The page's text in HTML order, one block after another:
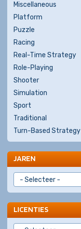
Miscellaneous
Platform
Puzzle
Racing
Real-Time Strategy
Role-Playing
Shooter
Simulation
Sport
Traditional
Turn-Based Strategy
JAREN
LICENTIES